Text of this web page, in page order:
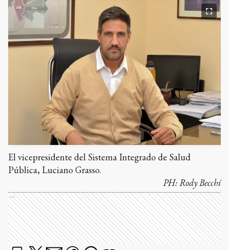
El vicepresidente del Sistema Integrado de Salud
Pública, Luciano Grasso.
PH:Rody Becchi
Ads